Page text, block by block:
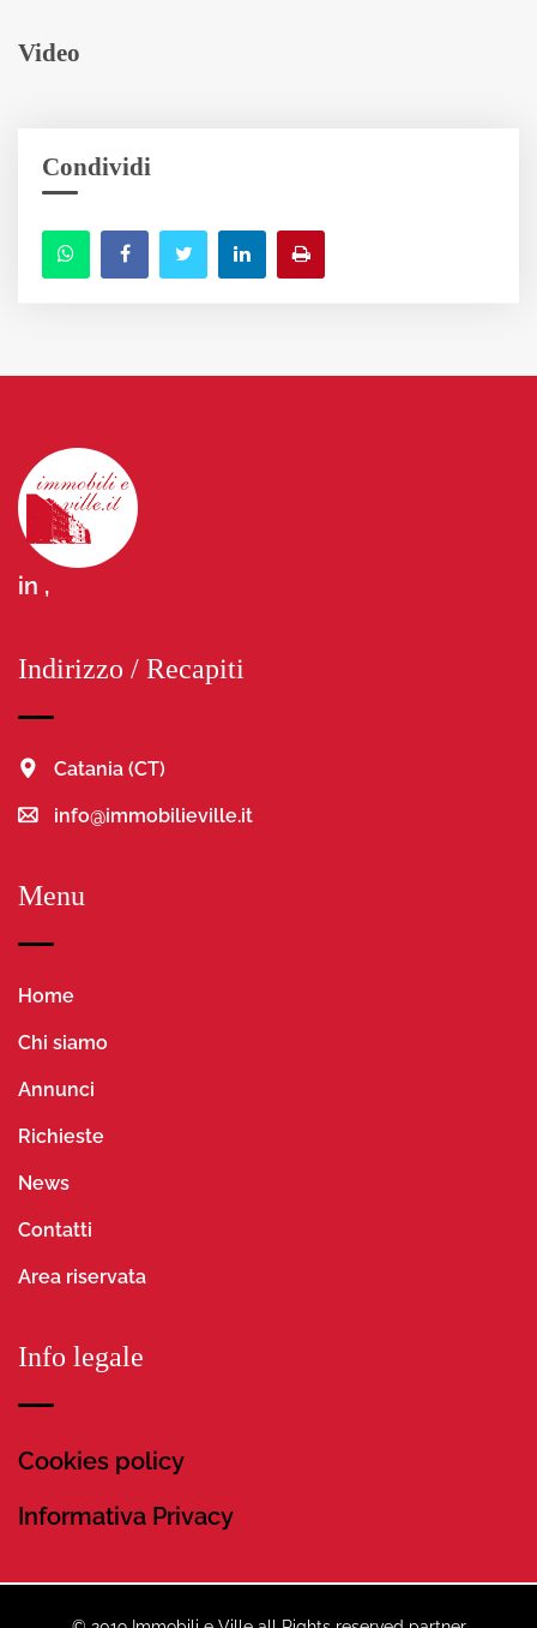
Video
Condividi
in ,
Indirizzo / Recapiti
Catania (CT)
info@immobilieville.it
Menu
Home
Chi siamo
Annunci
Richieste
News
Contatti
Area riservata
Info legale
Cookies policy
Informativa Privacy